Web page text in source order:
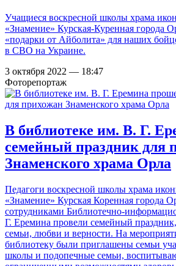
Учащиеся воскресной школы храма
«Знамение» Курская-Куренная города
«подарки от Айболита» для наших
в СВО на Украине.
3 октября 2022 — 18:47
Фоторепортаж
В библиотеке им. В. Г.
семейный праздник для
Знаменского храма Орла
Педагоги воскресной школы храма
«Знамение» Курская Коренная города
сотрудниками Библиотечно-
Г. Еремина провели семейный
семьи, любви и верности. На
библиотеку были приглашены семьи
школы и подопечные семьи,